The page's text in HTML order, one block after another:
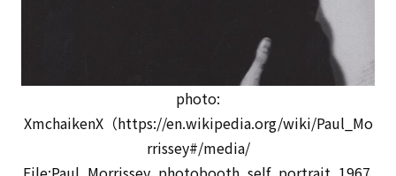
photo:
XmchaikenX（https://en.wikipedia.org/wiki/Paul_Mo
rrissey#/media/